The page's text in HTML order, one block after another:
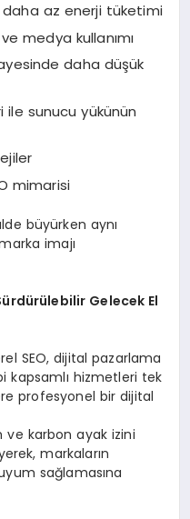
daha az enerji tüketimi
medya kullanımı
daha düşük
sunucu yükünün
mimarisi
büyürken aynı
imajı
Gelecek El
SEO, dijital pazarlama
kapsamlı hizmetleri tek
profesyonel bir dijital
ve karbon ayak izini
markaların
sağlamasına